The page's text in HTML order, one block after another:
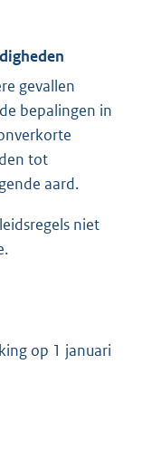
gevallen
bepalingen in
tot
aard.
niet
op 1 januari